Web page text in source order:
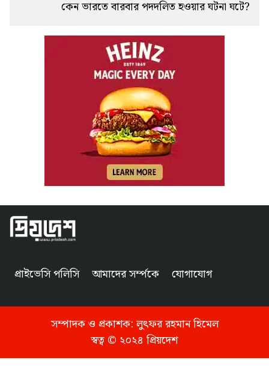
কেন ভারতে বারবার পদদলিত হওয়ার ঘটনা ঘটে?
প্রাইভেসি পলিসি আমাদের সর্ম্পকে যোগাযোগ
সম্পাদক ও প্রকাশক: লুৎফর রহমান হিমেল
স্বত্ব © ২০২৪ প্রিয়দেশ